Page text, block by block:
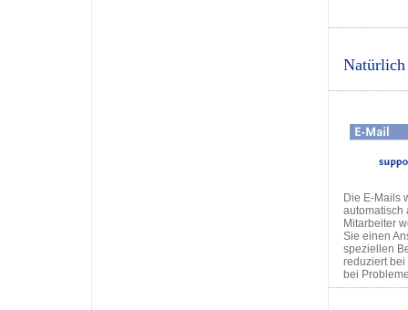
Natürlich
Die E-Mails
automatisch
Mitarbeiter
Sie einen
speziellen
reduziert
bei